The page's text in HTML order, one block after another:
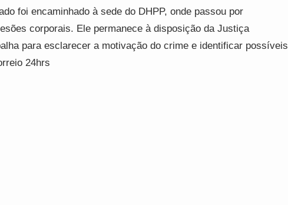
foi encaminhado à sede do DHPP, onde passou por
corporais. Ele permanece à disposição da Justiça
para esclarecer a motivação do crime e identificar possíveis
24hrs